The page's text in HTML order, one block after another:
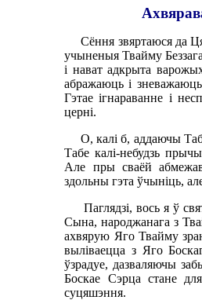
Сёння звяртаюся да
учыненыя Твайму
і нават адкрыта
абражаюць і
Гэтае ігнараванне і
церні.
О, калі б, аддаючы
Табе калі-небудзь
Але пры сваёй
здольны гэта ўчыніць,
Паглядзі, вось я ў
Сына, народжанага з
ахвярую Яго Твайму
выліваецца з Яго
ўзрадуе, дазваляючы
Боскае Сэрца стане
суцяшэння.